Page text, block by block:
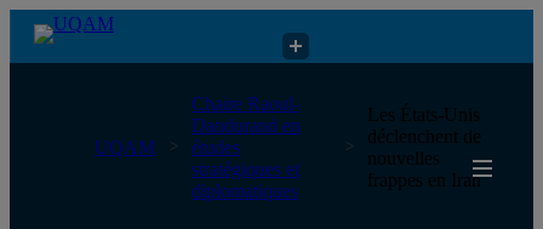
Chaire Raoul-Dandurand en études stratégiques et diplomatiques
UQAM
Chaire Raoul-
Dandurand en
études
stratégiques et
diplomatiques
Les États-Unis
déclenchent de
nouvelles
frappes en Iran